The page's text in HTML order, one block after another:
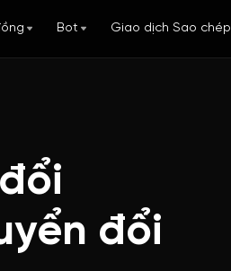
Bot Giao dịch Sao chép
đổi